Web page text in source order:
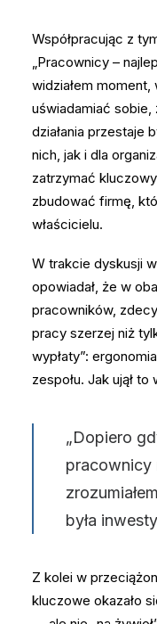
Współpracując z
„Pracownicy –
widziałem
uświadamiać
działania przestaje
nich, jak i dla
zatrzymać
zbudować firmę,
właścicielu.
W trakcie dyskusji
opowiadał, że w
pracowników,
pracy szerzej niż
wypłaty”:
zespołu. Jak ujął
„Dopiero
pracownicy
była
Z kolei w
kluczowe okazało